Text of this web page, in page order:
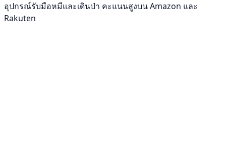
อุปกรณ์รับมือหมีและเดินป่า คะแนนสูงบน Amazon และ
Rakuten